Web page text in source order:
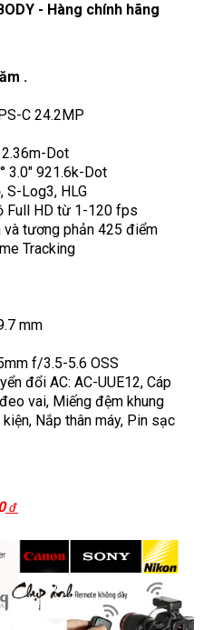
- Hàng chính hãng
.
C 24.2MP
2.36m-Dot
3.0" 921.6k-Dot
S-Log3, HLG
Full HD từ 1-120 fps
và tương phản 425 điểm
Tracking
mm
f/3.5-5.6 OSS
đổi AC: AC-UUE12, Cáp
vai, Miếng đệm khung
Nắp thân máy, Pin sạc
đ